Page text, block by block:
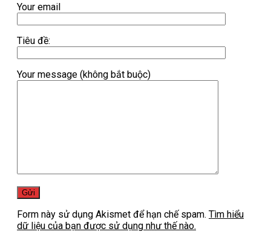
Your email
Tiêu đề:
Your message (không bắt buộc)
Form này sử dụng Akismet để hạn chế spam. Tìm hiểu
dữ liệu của bạn được sử dụng như thế nào.